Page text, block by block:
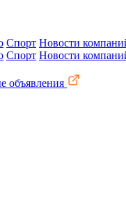
Спорт Новости
Спорт Новости
объявления